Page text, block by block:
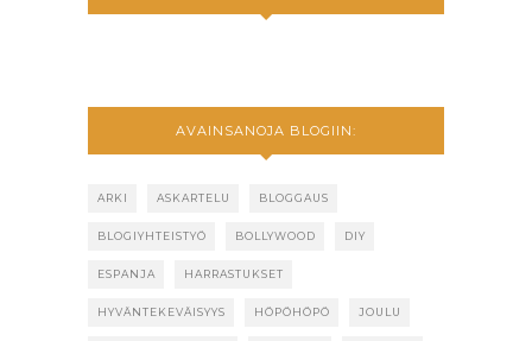
AVAINSANOJA BLOGIIN:
ARKI ASKARTELU BLOGGAUS
BLOGIYHTEISTYÖ BOLLYWOOD DIY
ESPANJA HARRASTUKSET
HYVÄNTEKEVÄISYYS HÖPÖHÖPÖ JOULU